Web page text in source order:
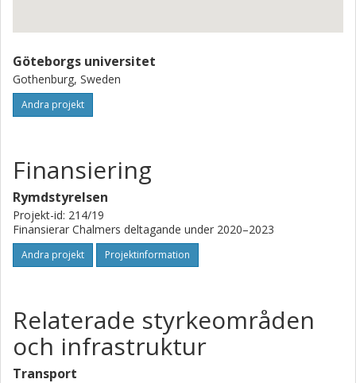
Göteborgs universitet
Gothenburg, Sweden
Andra projekt
Finansiering
Rymdstyrelsen
Projekt-id: 214/19
Finansierar Chalmers deltagande under 2020–2023
Andra projekt Projektinformation
Relaterade styrkeområden
och infrastruktur
Transport